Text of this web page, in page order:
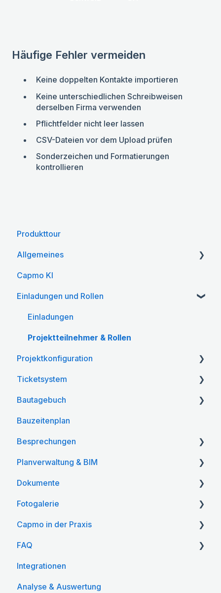
Häufige Fehler vermeiden
Keine doppelten Kontakte importieren
Keine unterschiedlichen Schreibweisen
derselben Firma verwenden
Pflichtfelder nicht leer lassen
CSV-Dateien vor dem Upload prüfen
Sonderzeichen und Formatierungen
kontrollieren
Produkttour
Allgemeines
Kontoeinstellungen
Capmo KI
Einladungen und Rollen
Einladungen
Projektteilnehmer & Rollen
Projektkonfiguration
Web App
Mobile App
Ticketsystem
Web App
Mobile App
Bautagebuch
Web App
Mobile App
Bauzeitenplan
Besprechungen
Web App
Mobile App
Planverwaltung & BIM
Web App
Mobile App
BIM
Dokumente
Web App
Mobile App
Fotogalerie
Web App
Mobile App
Capmo in der Praxis
Capmo für Fortgeschrittene
FAQ
Antworten auf häufige Fragen
Allgemeines
Integrationen
Analyse & Auswertung